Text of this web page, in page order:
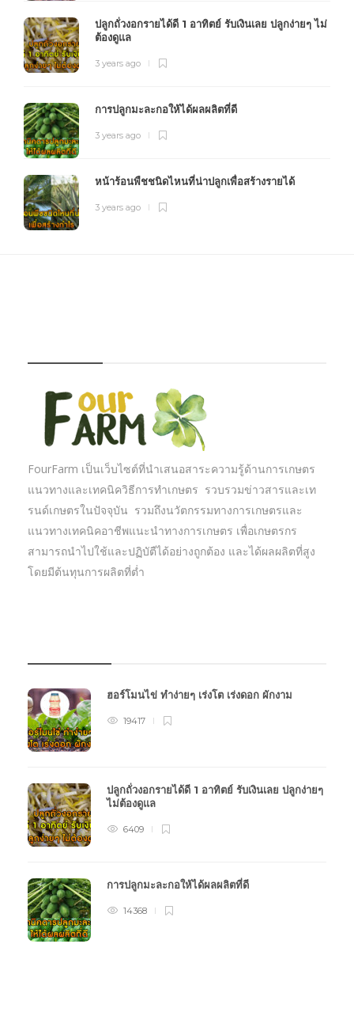
ปลูกถั่วงอกรายได้ดี 1 อาทิตย์ รับเงินเลย ปลูกง่ายๆ ไม่
ต้องดูแล
3 years ago
การปลูกมะละกอให้ได้ผลผลิตที่ดี
3 years ago
หน้าร้อนพืชชนิดไหนที่น่าปลูกเพื่อสร้างรายได้
3 years ago
FourFarm เป็นเว็บไซต์ที่นำเสนอสาระความรู้ด้านการเกษตร
แนวทางและเทคนิควิธีการทำเกษตร รวบรวมข่าวสารและเท
รนด์เกษตรในปัจจุบัน รวมถึงนวัตกรรมทางการเกษตรและ
แนวทางเทคนิคอาชีพแนะนำทางการเกษตร เพื่อเกษตรกร
สามารถนำไปใช้และปฏิบัตืได้อย่างถูกต้อง และได้ผลผลิตที่สูง
โดยมีต้นทุนการผลิตที่ต่ำ
ฮอร์โมนไข่ ทำง่ายๆ เร่งโต เร่งดอก ผักงาม
19417
ปลูกถั่วงอกรายได้ดี 1 อาทิตย์ รับเงินเลย ปลูกง่ายๆ
ไม่ต้องดูแล
6409
การปลูกมะละกอให้ได้ผลผลิตที่ดี
14368